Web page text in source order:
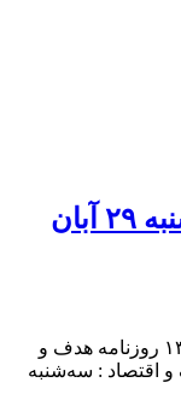
روزنامه هدف و اقتصاد : سه‌شنبه ۲۹ آبان
روزنامه هدف و اقتصاد : سه‌شنبه ۲۹ آبان ۱۳۹۷ روزنامه هدف و
روزنامه هدف و اقتصاد : سه‌شنبه